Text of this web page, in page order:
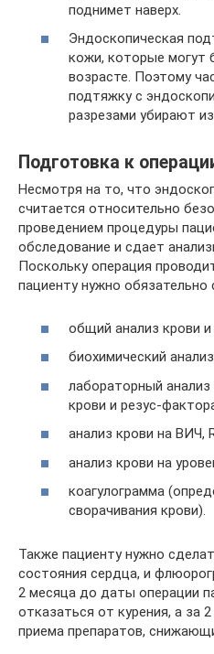
поднимет наверх.
Эндоскопическая
кожи, которые могут
возрасте. Поэтому
подтяжку с
разрезами убирают
Подготовка к
Несмотря на то, что
считается относительно
проведением процедуры
обследование и сдает
Поскольку операция
пациенту нужно обязательно
общий анализ крови и
биохимический
лабораторный анализ
крови и резус-
анализ крови на ВИЧ,
анализ крови на
коагулограмма
сворачивания крови).
Также пациенту нужно
состояния сердца, и
2 месяца до даты операции
отказаться от курения, а за
приема препаратов,